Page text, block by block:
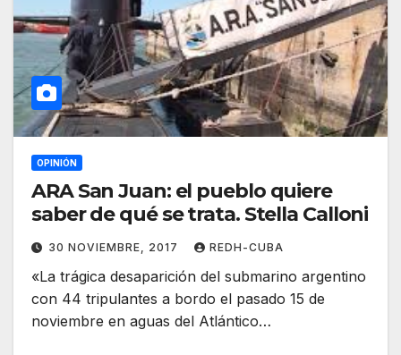
OPINIÓN
ARA San Juan: el pueblo quiere
saber de qué se trata. Stella Calloni
30 NOVIEMBRE, 2017 REDH-CUBA
«La trágica desaparición del submarino argentino
con 44 tripulantes a bordo el pasado 15 de
noviembre en aguas del Atlántico…